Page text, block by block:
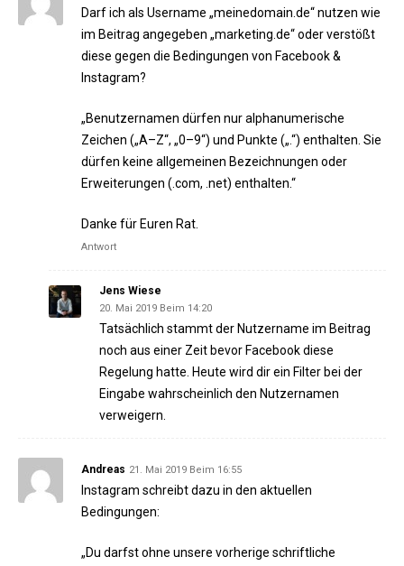
Darf ich als Username „meinedomain.de“ nutzen wie
im Beitrag angegeben „marketing.de“ oder verstößt
diese gegen die Bedingungen von Facebook &
Instagram?
„Benutzernamen dürfen nur alphanumerische
Zeichen („A–Z“, „0–9“) und Punkte („.“) enthalten. Sie
dürfen keine allgemeinen Bezeichnungen oder
Erweiterungen (.com, .net) enthalten.“
Danke für Euren Rat.
Antwort
Jens Wiese
20. Mai 2019 Beim 14:20
Tatsächlich stammt der Nutzername im Beitrag
noch aus einer Zeit bevor Facebook diese
Regelung hatte. Heute wird dir ein Filter bei der
Eingabe wahrscheinlich den Nutzernamen
verweigern.
Andreas 21. Mai 2019 Beim 16:55
Instagram schreibt dazu in den aktuellen
Bedingungen:
„Du darfst ohne unsere vorherige schriftliche